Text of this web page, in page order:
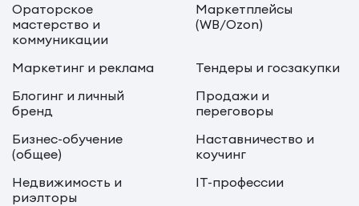
Ораторское
мастерство и
коммуникации
Маркетплейсы
(WB/Ozon)
Маркетинг и реклама
Тендеры и госзакупки
Блогинг и личный
бренд
Продажи и
переговоры
Бизнес-обучение
(общее)
Наставничество и
коучинг
Недвижимость и
риэлторы
IT-профессии